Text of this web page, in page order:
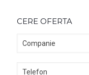
CERE OFERTA